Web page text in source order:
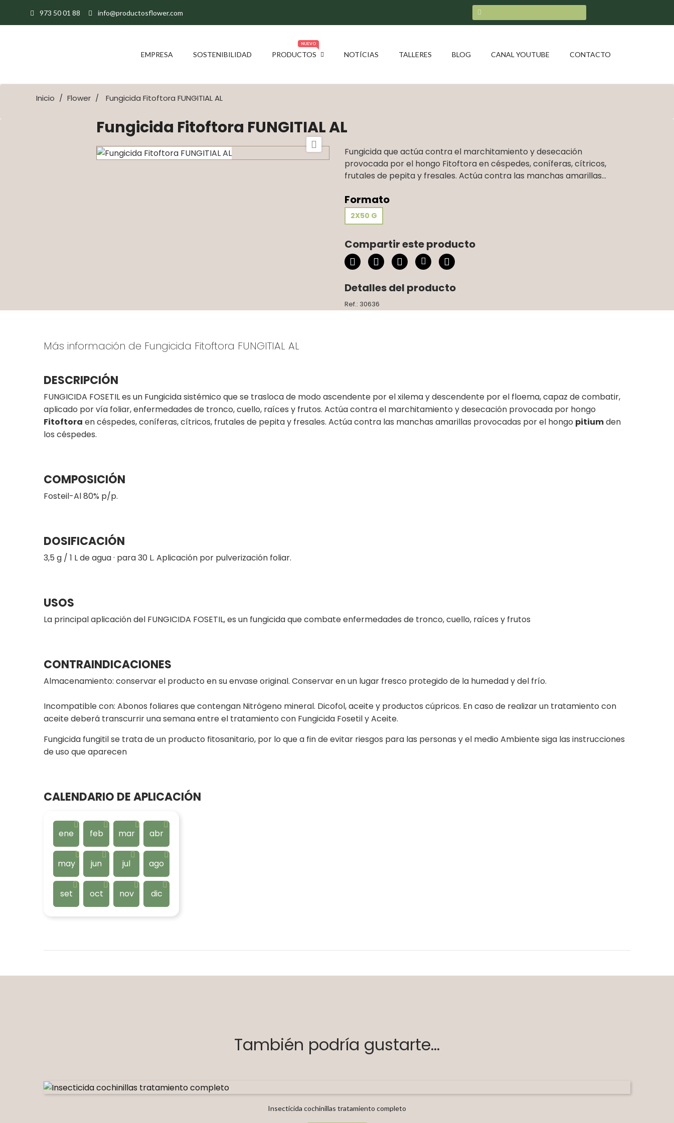
973 50 01 88 info@productosflower.com
EMPRESA SOSTENIBILIDAD PRODUCTOS
NUEVO
NOTÍCIAS TALLERES BLOG CANAL YOUTUBE CONTACTO
Inicio Flower Fungicida Fitoftora FUNGITIAL AL
Fungicida Fitoftora FUNGITIAL AL

Fungicida que actúa contra el marchitamiento y desecación
provocada por el hongo Fitoftora en céspedes, coníferas, cítricos,
frutales de pepita y fresales. Actúa contra las manchas amarillas...
Formato
2X50 G
Compartir este producto
Detalles del producto
Ref.: 30636
Más información de Fungicida Fitoftora FUNGITIAL AL
DESCRIPCIÓN
FUNGICIDA FOSETIL es un Fungicida sistémico que se trasloca de modo ascendente por el xilema y descendente por el floema, capaz de combatir,
aplicado por vía foliar, enfermedades de tronco, cuello, raíces y frutos. Actúa contra el marchitamiento y desecación provocada por hongo
Fitoftora en céspedes, coníferas, cítricos, frutales de pepita y fresales. Actúa contra las manchas amarillas provocadas por el hongo pitiumden
los céspedes.
COMPOSICIÓN
Fosteil-Al 80% p/p.
DOSIFICACIÓN
3,5 g / 1 L de agua · para 30 L. Aplicación por pulverización foliar.
USOS
La principal aplicación del FUNGICIDA FOSETIL, es un fungicida que combate enfermedades de tronco, cuello, raíces y frutos
CONTRAINDICACIONES
Almacenamiento: conservar el producto en su envase original. Conservar en un lugar fresco protegido de la humedad y del frío.
Incompatible con: Abonos foliares que contengan Nitrógeno mineral. Dicofol, aceite y productos cúpricos. En caso de realizar un tratamiento con
aceite deberá transcurrir una semana entre el tratamiento con Fungicida Fosetil y Aceite.
Fungicida fungitil se trata de un producto fitosanitario, por lo que a fin de evitar riesgos para las personas y el medio Ambiente siga las instrucciones
de uso que aparecen
CALENDARIO DE APLICACIÓN
ene feb mar abr
may jun jul ago
set oct nov dic
También podría gustarte...
Insecticida cochinillas tratamiento completo